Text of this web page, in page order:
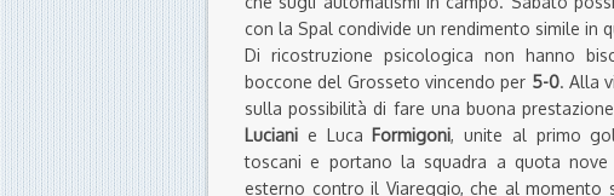
con la Spal condivide un rendimento simile in
Di ricostruzione psicologica non hanno
boccone del Grosseto vincendo per 5-0. Alla
sulla possibilità di fare una buona
Luciani e Luca Formigoni, unite al primo
toscani e portano la squadra a quota nove
esterno contro il Viareggio, che al